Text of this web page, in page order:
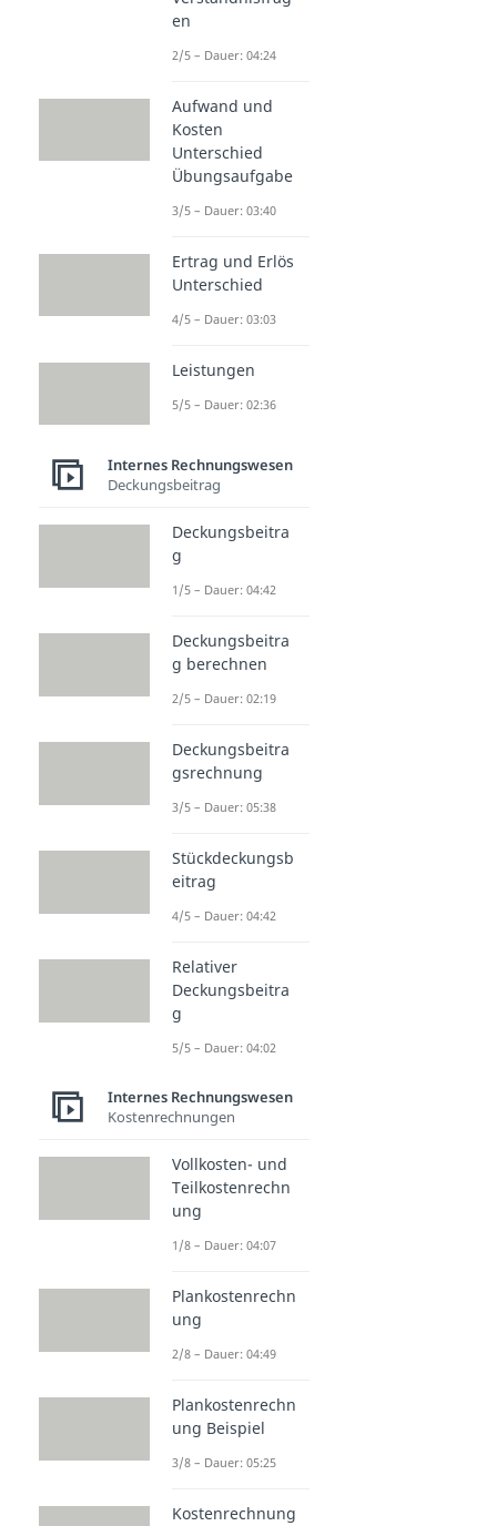
en
2/5 – Dauer: 04:24
Aufwand und
Kosten
Unterschied
Übungsaufgabe
3/5 – Dauer: 03:40
Ertrag und Erlös
Unterschied
4/5 – Dauer: 03:03
Leistungen
5/5 – Dauer: 02:36
Internes Rechnungswesen
Deckungsbeitrag
Deckungsbeitra
g
1/5 – Dauer: 04:42
Deckungsbeitra
g berechnen
2/5 – Dauer: 02:19
Deckungsbeitra
gsrechnung
3/5 – Dauer: 05:38
Stückdeckungsb
eitrag
4/5 – Dauer: 04:42
Relativer
Deckungsbeitra
g
5/5 – Dauer: 04:02
Internes Rechnungswesen
Kostenrechnungen
Vollkosten- und
Teilkostenrechn
ung
1/8 – Dauer: 04:07
Plankostenrechn
ung
2/8 – Dauer: 04:49
Plankostenrechn
ung Beispiel
3/8 – Dauer: 05:25
Kostenrechnung